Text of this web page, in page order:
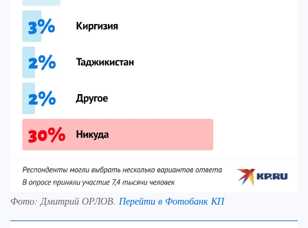
Фото: Дмитрий ОРЛОВ. Перейти в Фотобанк КП